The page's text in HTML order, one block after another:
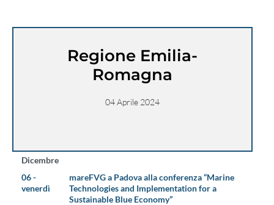
Regione Emilia-
Romagna
04 Aprile 2024
Dicembre
06 -
venerdì
mareFVG a Padova alla conferenza “Marine
Technologies and Implementation for a
Sustainable Blue Economy”